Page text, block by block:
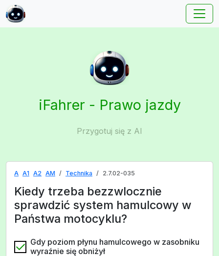
iFahrer - Prawo jazdy
Przygotuj się z AI
A A1 A2 AM Technika 2.7.02-035
Kiedy trzeba bezzwlocznie
sprawdzić system hamulcowy w
Państwa motocyklu?
Gdy poziom płynu hamulcowego w zasobniku
wyraźnie się obniżył